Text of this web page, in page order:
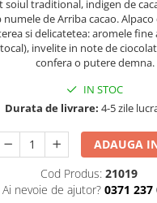
din Franta / Italia /
/ Africa
din Marea Nordului
din Oceanele Pacific
naturala din
si tigai
soiul traditional, indigen de
de Arriba cacao.
si delicatetea: aromele fine
invelite in note de
confera o putere demna.
IN STOC
Durata de livrare: 4-5 zile
ADAUGA
Cod Produs: 21019
Ai nevoie de ajutor? 0371 237